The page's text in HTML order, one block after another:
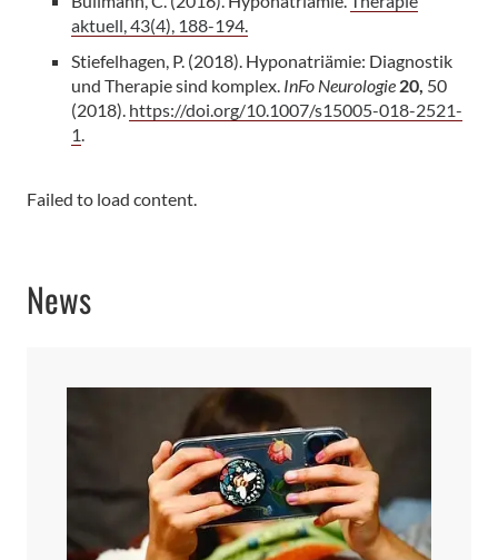
aktuell, 43(4), 188-194.
Stiefelhagen, P. (2018). Hyponatriämie: Diagnostik
und Therapie sind komplex. InFo Neurologie 20, 50
(2018). https://doi.org/10.1007/s15005-018-2521-
1.
Failed to load content.
News